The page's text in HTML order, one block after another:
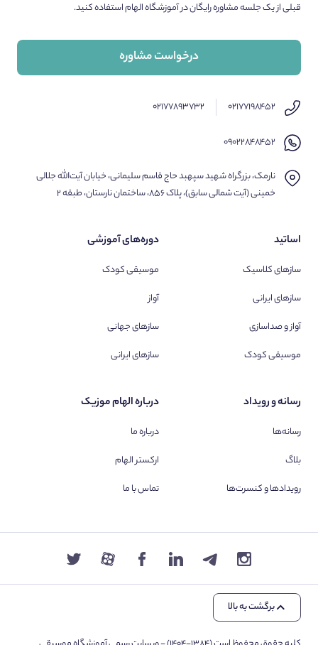
قبلی از یک جلسه مشاوره رایگان در آموزشگاه الهام استفاده کنید.
درخواست مشاوره
۰۲۱۷۷۱۹۸۴۵۲ ۰۲۱۷۷۸۹۳۷۳۲
۰۹۰۲۲۸۴۸۴۵۲
نارمک، بزرگراه شهید سپهبد حاج قاسم سلیمانی، خیابان آیت‌الله جلالی
خمینی (آیت شمالی سابق)، پلاک ۸۵۶، ساختمان نارستان، طبقه ۲
اساتید
سازهای کلاسیک
سازهای ایرانی
آواز و صداسازی
موسیقی کودک
دوره‌های آموزشی
موسیقی کودک
آواز
سازهای جهانی
سازهای ایرانی
رسانه و رویداد
رسانه‌ها
بلاگ
رویدادها و کنسرت‌ها
درباره الهام موزیک
درباره ما
ارکستر الهام
تماس با ما
برگشت به بالا